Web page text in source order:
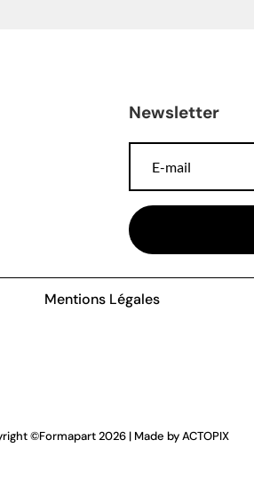
Newsletter
Mentions Légales
©Formapart2026 | Made byACTOPIX